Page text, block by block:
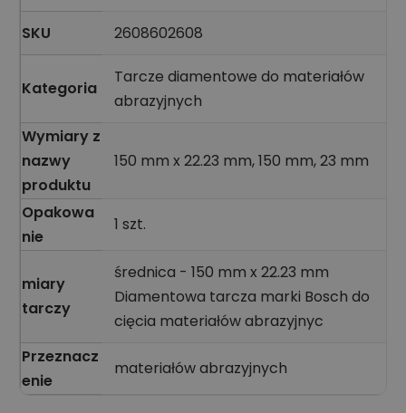
SKU 2608602608
Kategoria
Tarcze diamentowe do materiałów
abrazyjnych
Wymiary z
nazwy
produktu
150 mm x 22.23 mm, 150 mm, 23 mm
Opakowa
nie
1 szt.
miary
tarczy
średnica - 150 mm x 22.23 mm
Diamentowa tarcza marki Bosch do
cięcia materiałów abrazyjnyc
Przeznacz
enie
materiałów abrazyjnych